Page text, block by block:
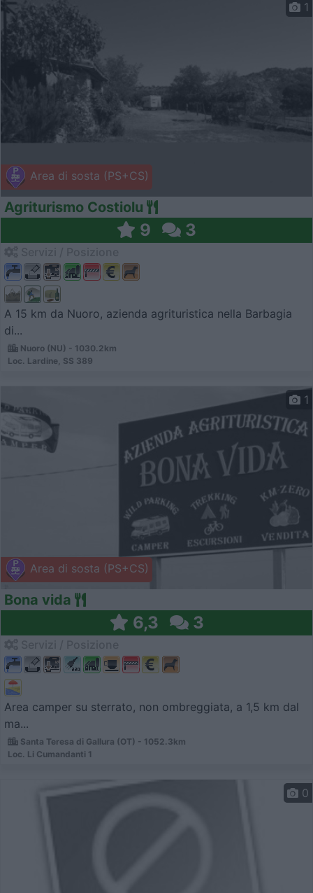
Area di sosta (PS+CS)
1
Agriturismo Costiolu
9 3
A 15 km da Nuoro, azienda agrituristica nella Barbagia
di...
Nuoro (NU) - 1030.2km
Loc. Lardine, SS 389
Area di sosta (PS+CS)
1
Bona vida
6,3 3
Area camper su sterrato, non ombreggiata, a 1,5 km dal
ma...
Santa Teresa di Gallura (OT) - 1052.3km
Loc. Li Cumandanti 1
0